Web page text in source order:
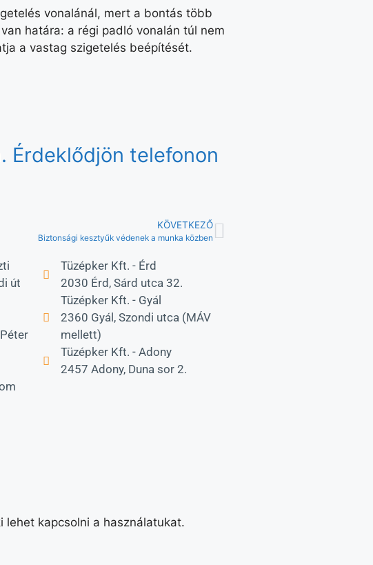
vonalánál, mert a bontás több
határa: a régi padló vonalán túl nem
a vastag szigetelés beépítését.
Érdeklődjön telefonon
KÖVETKEZŐ
Biztonsági kesztyűk védenek a munka közben
út
Tüzépker Kft. - Érd
2030 Érd, Sárd utca 32.
Tüzépker Kft. - Gyál
2360 Gyál, Szondi utca (MÁV
mellett)
Tüzépker Kft. - Adony
2457 Adony, Duna sor 2.
lehet kapcsolni a használatukat.